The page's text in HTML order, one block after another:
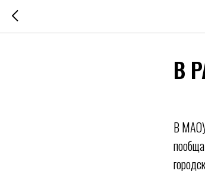
В
В